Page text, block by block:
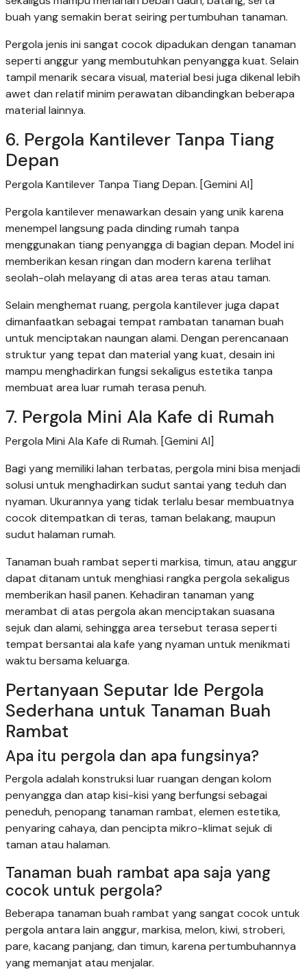
buah yang semakin berat seiring pertumbuhan tanaman.
Pergola jenis ini sangat cocok dipadukan dengan tanaman
seperti anggur yang membutuhkan penyangga kuat. Selain
tampil menarik secara visual, material besi juga dikenal lebih
awet dan relatif minim perawatan dibandingkan beberapa
material lainnya.
6. Pergola Kantilever Tanpa Tiang
Depan
Pergola Kantilever Tanpa Tiang Depan. [Gemini AI]
Pergola kantilever menawarkan desain yang unik karena
menempel langsung pada dinding rumah tanpa
menggunakan tiang penyangga di bagian depan. Model ini
memberikan kesan ringan dan modern karena terlihat
seolah-olah melayang di atas area teras atau taman.
Selain menghemat ruang, pergola kantilever juga dapat
dimanfaatkan sebagai tempat rambatan tanaman buah
untuk menciptakan naungan alami. Dengan perencanaan
struktur yang tepat dan material yang kuat, desain ini
mampu menghadirkan fungsi sekaligus estetika tanpa
membuat area luar rumah terasa penuh.
7. Pergola Mini Ala Kafe di Rumah
Pergola Mini Ala Kafe di Rumah. [Gemini AI]
Bagi yang memiliki lahan terbatas, pergola mini bisa menjadi
solusi untuk menghadirkan sudut santai yang teduh dan
nyaman. Ukurannya yang tidak terlalu besar membuatnya
cocok ditempatkan di teras, taman belakang, maupun
sudut halaman rumah.
Tanaman buah rambat seperti markisa, timun, atau anggur
dapat ditanam untuk menghiasi rangka pergola sekaligus
memberikan hasil panen. Kehadiran tanaman yang
merambat di atas pergola akan menciptakan suasana
sejuk dan alami, sehingga area tersebut terasa seperti
tempat bersantai ala kafe yang nyaman untuk menikmati
waktu bersama keluarga.
Pertanyaan Seputar Ide Pergola
Sederhana untuk Tanaman Buah
Rambat
Apa itu pergola dan apa fungsinya?
Pergola adalah konstruksi luar ruangan dengan kolom
penyangga dan atap kisi-kisi yang berfungsi sebagai
peneduh, penopang tanaman rambat, elemen estetika,
penyaring cahaya, dan pencipta mikro-klimat sejuk di
taman atau halaman.
Tanaman buah rambat apa saja yang
cocok untuk pergola?
Beberapa tanaman buah rambat yang sangat cocok untuk
pergola antara lain anggur, markisa, melon, kiwi, stroberi,
pare, kacang panjang, dan timun, karena pertumbuhannya
yang memanjat atau menjalar.